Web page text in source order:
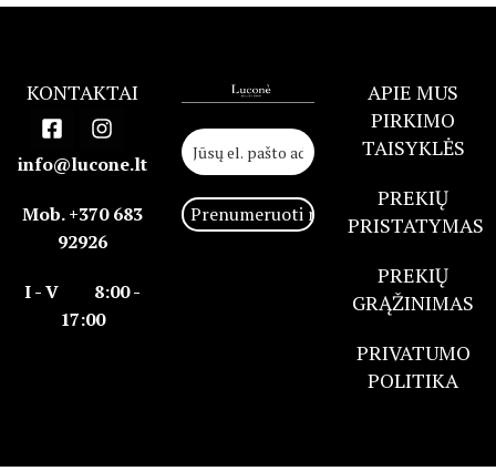
KONTAKTAI
info@lucone.lt
Mob. +370 683
92926
I - V 8:00 -
17:00
APIE MUS
PIRKIMO
TAISYKLĖS
PREKIŲ
PRISTATYMAS
PREKIŲ
GRĄŽINIMAS
PRIVATUMO
POLITIKA